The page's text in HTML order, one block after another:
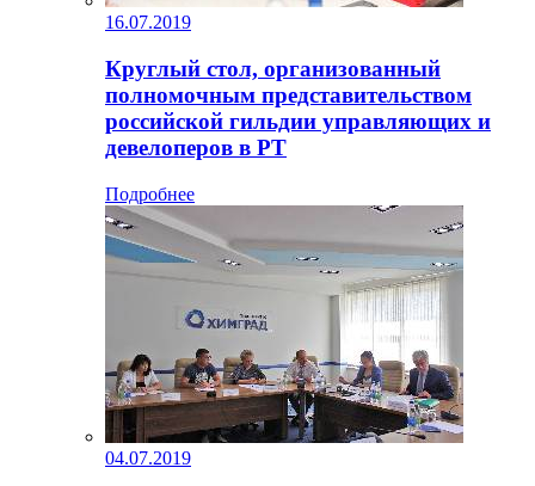
16.07.2019
Круглый стол, организованный
полномочным представительством
российской гильдии управляющих и
девелоперов в РТ
Подробнее
04.07.2019